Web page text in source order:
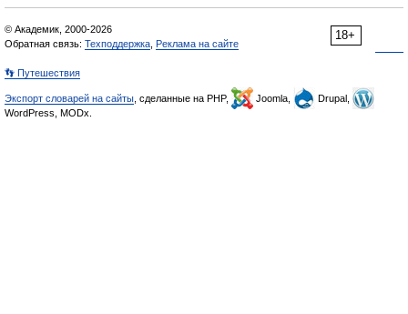
18+
© Академик, 2000-2026
Обратная связь: Техподдержка Реклама на сайте
👣 Путешествия
Экспорт словарей на сайты , сделанные на PHP, Joomla,
Drupal,
WordPress, MODx.